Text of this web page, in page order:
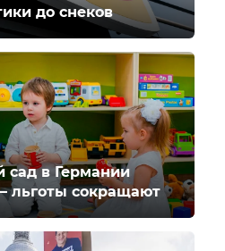
до снеков
сад в Германии
льготы сокращают